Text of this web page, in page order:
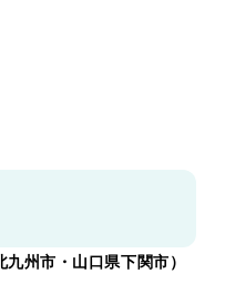
州市・山口県下関市）